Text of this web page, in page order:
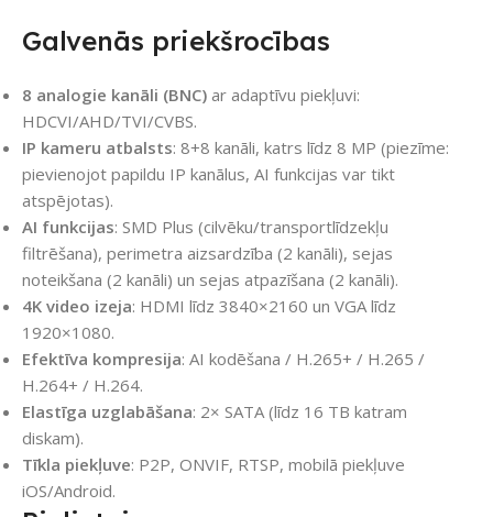
Galvenās priekšrocības
8 analogie kanāli (BNC) ar adaptīvu piekļuvi:
HDCVI/AHD/TVI/CVBS.
IP kameru atbalsts: 8+8 kanāli, katrs līdz 8 MP (piezīme:
pievienojot papildu IP kanālus, AI funkcijas var tikt
atspējotas).
AI funkcijas: SMD Plus (cilvēku/transportlīdzekļu
filtrēšana), perimetra aizsardzība (2 kanāli), sejas
noteikšana (2 kanāli) un sejas atpazīšana (2 kanāli).
4K video izeja: HDMI līdz 3840×2160 un VGA līdz
1920×1080.
Efektīva kompresija: AI kodēšana / H.265+ / H.265 /
H.264+ / H.264.
Elastīga uzglabāšana: 2× SATA (līdz 16 TB katram
diskam).
Tīkla piekļuve: P2P, ONVIF, RTSP, mobilā piekļuve
iOS/Android.